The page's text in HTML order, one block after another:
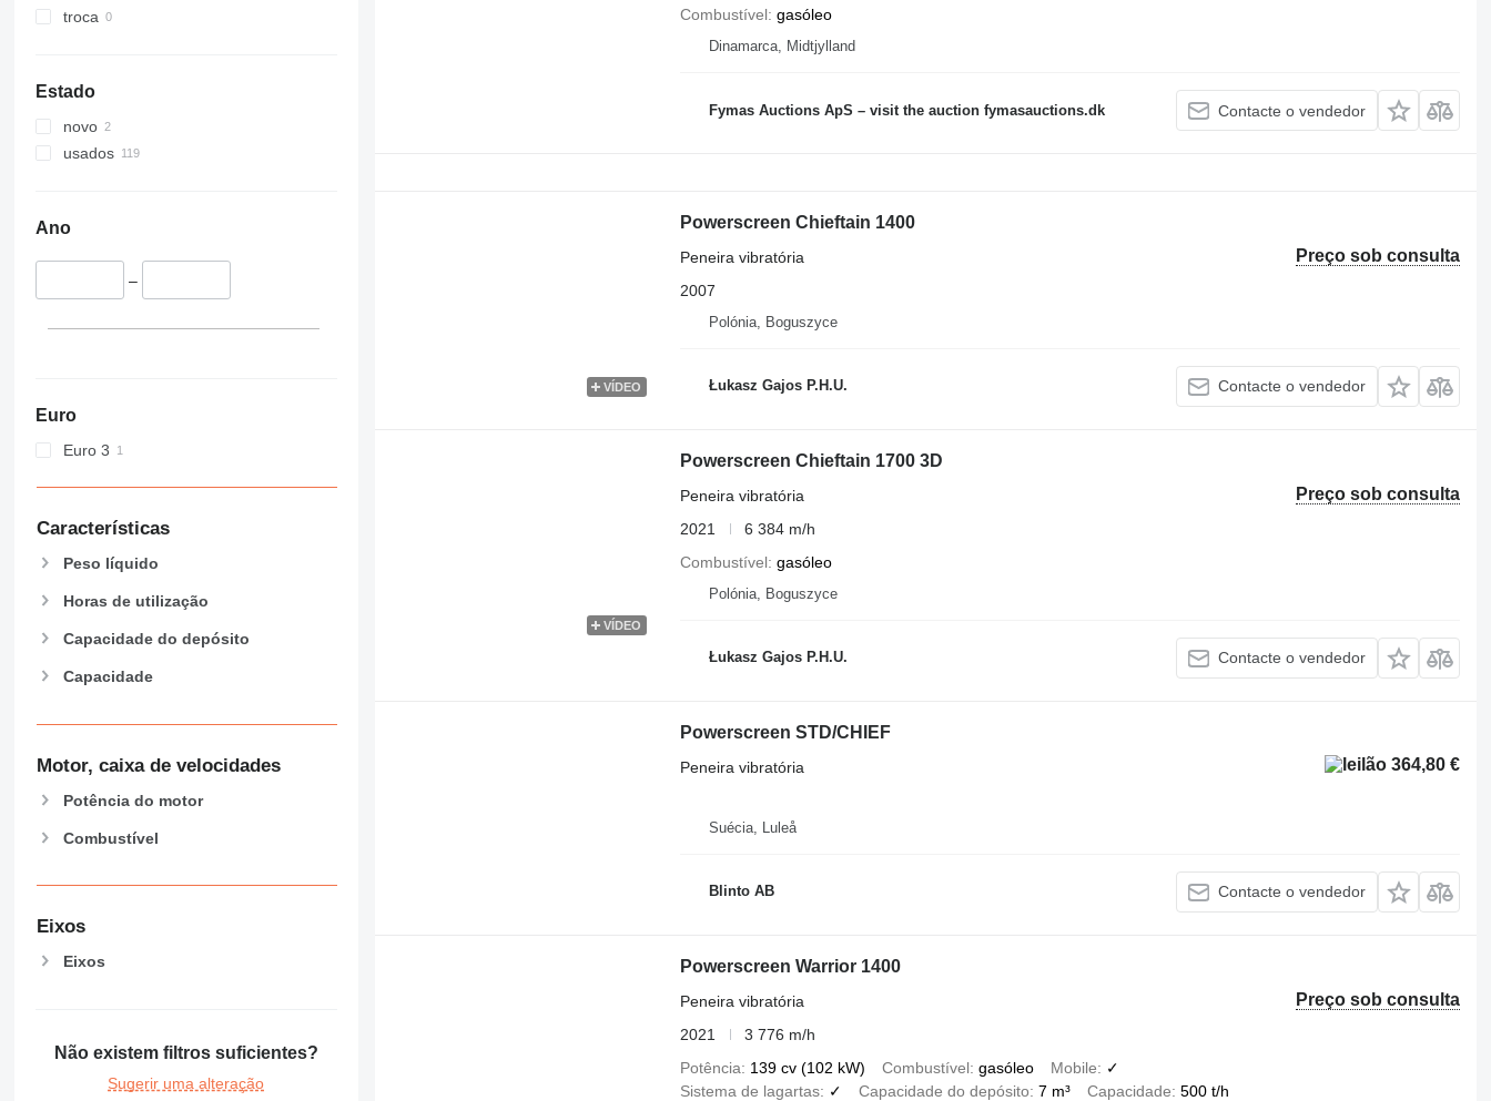
troca
Estado
novo
usados
Ano
–
Euro
Euro 3
Características
Peso líquido
Horas de utilização
Capacidade do depósito
Capacidade
Motor, caixa de velocidades
Potência do motor
Combustível
Eixos
Eixos
Não existem filtros suficientes?
Sugerir uma alteração
Combustível gasóleo
Dinamarca, Midtjylland
Fymas Auctions ApS – visit the auction fymasauctions.dk Contacte o vendedor
VÍDEO
Powerscreen Chieftain 1400
Preço sob consulta
Peneira vibratória
2007
Polónia, Boguszyce
Łukasz Gajos P.H.U. Contacte o vendedor
VÍDEO
Powerscreen Chieftain 1700 3D
Preço sob consulta
Peneira vibratória
2021
6 384 m/h
Combustível gasóleo
Polónia, Boguszyce
Łukasz Gajos P.H.U. Contacte o vendedor
Powerscreen STD/CHIEF
364,80 €
Peneira vibratória
Suécia, Luleå
Blinto AB Contacte o vendedor
Powerscreen Warrior 1400
Preço sob consulta
Peneira vibratória
2021
3 776 m/h
Potência
139 cv (102 kW) Combustível gasóleo Mobile
✓
Sistema de lagartas
✓ Capacidade do depósito 7 m³ Capacidade 500 t/h